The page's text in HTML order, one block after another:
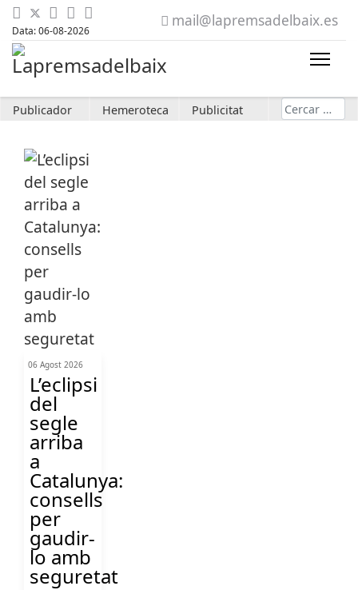
Data: 06-08-2026
mail@lapremsadelbaix.es
Publicador Hemeroteca Publicitat Cerca
06 Agost 2026
L’eclipsi
del
segle
arriba
a
Catalunya:
consells
per
gaudir-
lo amb
seguretat